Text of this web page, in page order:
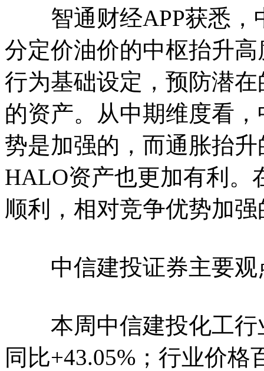
智通财经APP获悉，
分定价油价的中枢抬升
行为基础设定，预防潜
的资产。从中期维度看
势是加强的，而通胀抬
HALO资产也更加有利。
顺利，相对竞争优势加
中信建投证券主要观
本周中信建投化工行
同比+43.05%；行业价格